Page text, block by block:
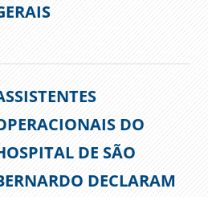
DO
DE SÃO
DECLARAM